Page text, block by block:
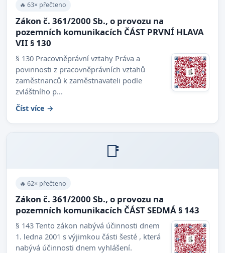
🔥 63× přečteno
Zákon č. 361/2000 Sb., o provozu na
pozemních komunikacích ČÁST PRVNÍ HLAVA
VII § 130
§ 130 Pracovněprávní vztahy Práva a
povinnosti z pracovněprávních vztahů
zaměstnanců k zaměstnavateli podle
zvláštního p...
Číst více →
📑
🔥 62× přečteno
Zákon č. 361/2000 Sb., o provozu na
pozemních komunikacích ČÁST SEDMÁ § 143
§ 143 Tento zákon nabývá účinnosti dnem
1. ledna 2001 s výjimkou části šesté , která
nabývá účinnosti dnem vyhlášení.